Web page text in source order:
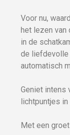
Voor nu,
het lezen van
in de
de liefdevolle
automatisch
Geniet intens
lichtpuntjes in
Met een